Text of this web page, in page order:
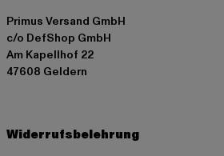
Primus Versand GmbH
c/o DefShop GmbH
Am Kapellhof 22
47608 Geldern
Widerrufsbelehrung